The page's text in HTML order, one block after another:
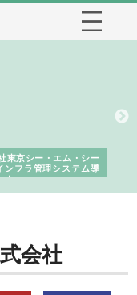
東京シー・エム・シー
ンフラ管理システム導
ト
会社